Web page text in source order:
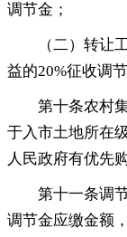
调节金；
（二）转让工
益的20%征收调节
第十条农村集
于入市土地所在
人民政府有优先
第十一条调节
调节金应缴金额